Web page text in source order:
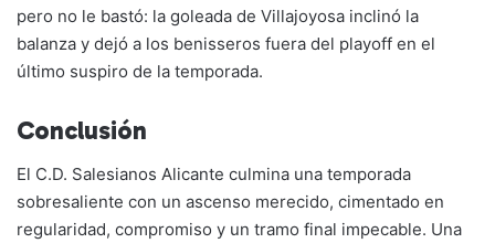
pero no le bastó: la goleada de Villajoyosa inclinó la
balanza y dejó a los benisseros fuera del playoff en el
último suspiro de la temporada.
Conclusión
El C.D. Salesianos Alicante culmina una temporada
sobresaliente con un ascenso merecido, cimentado en
regularidad, compromiso y un tramo final impecable. Una